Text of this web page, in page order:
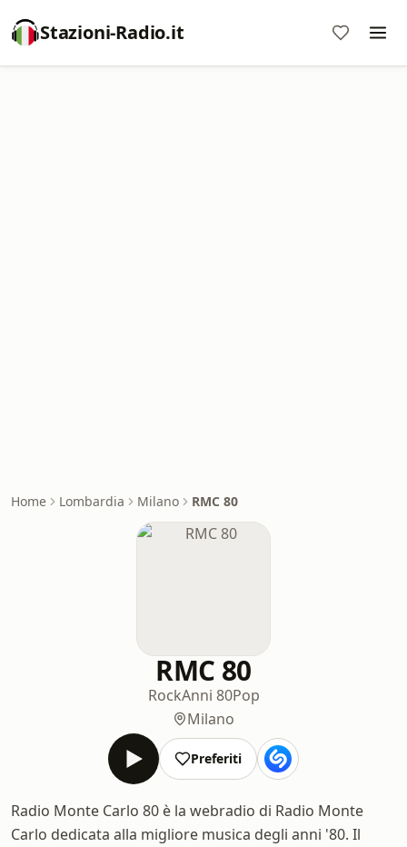
Stazioni-Radio.it
Home Lombardia Milano RMC 80
RMC 80
RockAnni 80Pop
Milano
Preferiti
Radio Monte Carlo 80 è la webradio di Radio Monte
Carlo dedicata alla migliore musica degli anni '80. Il